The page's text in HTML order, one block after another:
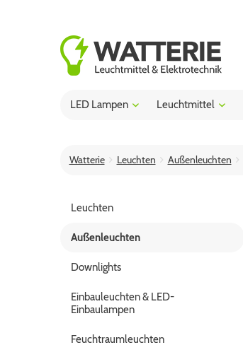
LED Lampen Leuchtmittel
Watterie Leuchten Außenleuchten
Leuchten
Außenleuchten
Downlights
Einbauleuchten & LED-
Einbaulampen
Feuchtraumleuchten